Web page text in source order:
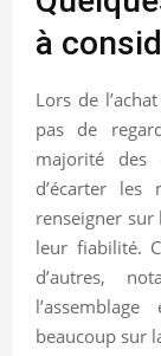
à
Lors de
pas de
majorité des
d’écarter les
renseigner
leur fiabilité.
d’autres,
beaucoup sur